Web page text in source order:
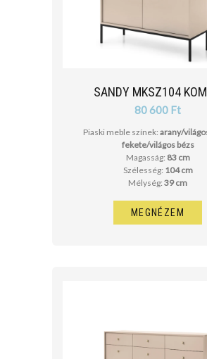
SANDY MKSZ104
80 600 Ft
Piaski meble színek: arany/
fekete/világos bézs
Magasság: 83 cm
Szélesség: 104 cm
Mélység: 39 cm
MEGNÉZEM